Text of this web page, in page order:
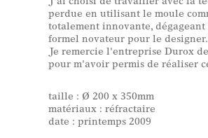
J'ai choisi de travailler avec la
perdue en utilisant le moule
totalement innovante,
formel novateur pour le designer.
Je remercie l'entreprise Durox
pour m'avoir permis de réaliser
taille : Ø 200 x 350mm
matériaux : réfractaire
date : printemps 2009